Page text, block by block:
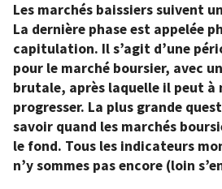
Les marchés baissiers suivent
La dernière phase est appelée
capitulation. Il s’agit d’une
pour le marché boursier, avec
brutale, après laquelle il peut à
progresser. La plus grande
savoir quand les marchés
le fond. Tous les indicateurs
n’y sommes pas encore (loin